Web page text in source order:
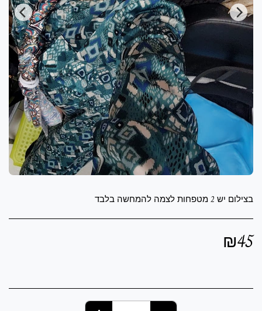
בצילום יש 2 מטפחות לצמה להמחשה בלבד
₪45